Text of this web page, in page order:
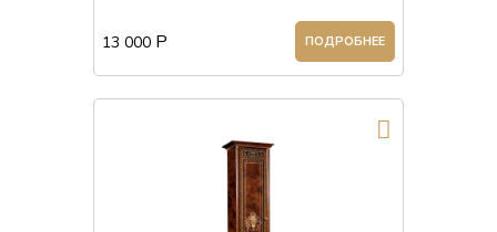
13 000 Р ПОДРОБНЕЕ